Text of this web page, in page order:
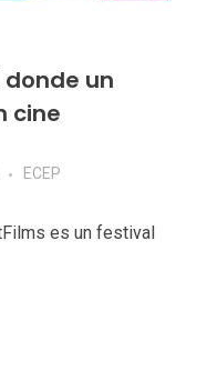
un
cine
ECEP
es un festival